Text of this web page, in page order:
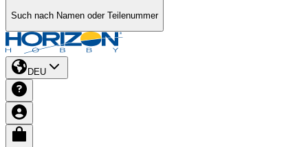
Such nach Namen oder Teilenummer
DEU